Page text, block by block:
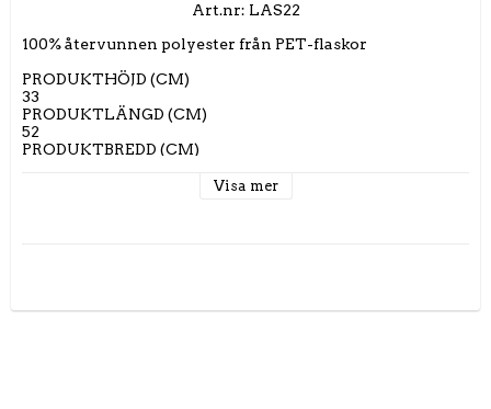
Art.nr: LAS22
100% återvunnen polyester från PET-flaskor
PRODUKTHÖJD (CM)
33
PRODUKTLÄNGD (CM)
52
PRODUKTBREDD (CM)
Visa mer